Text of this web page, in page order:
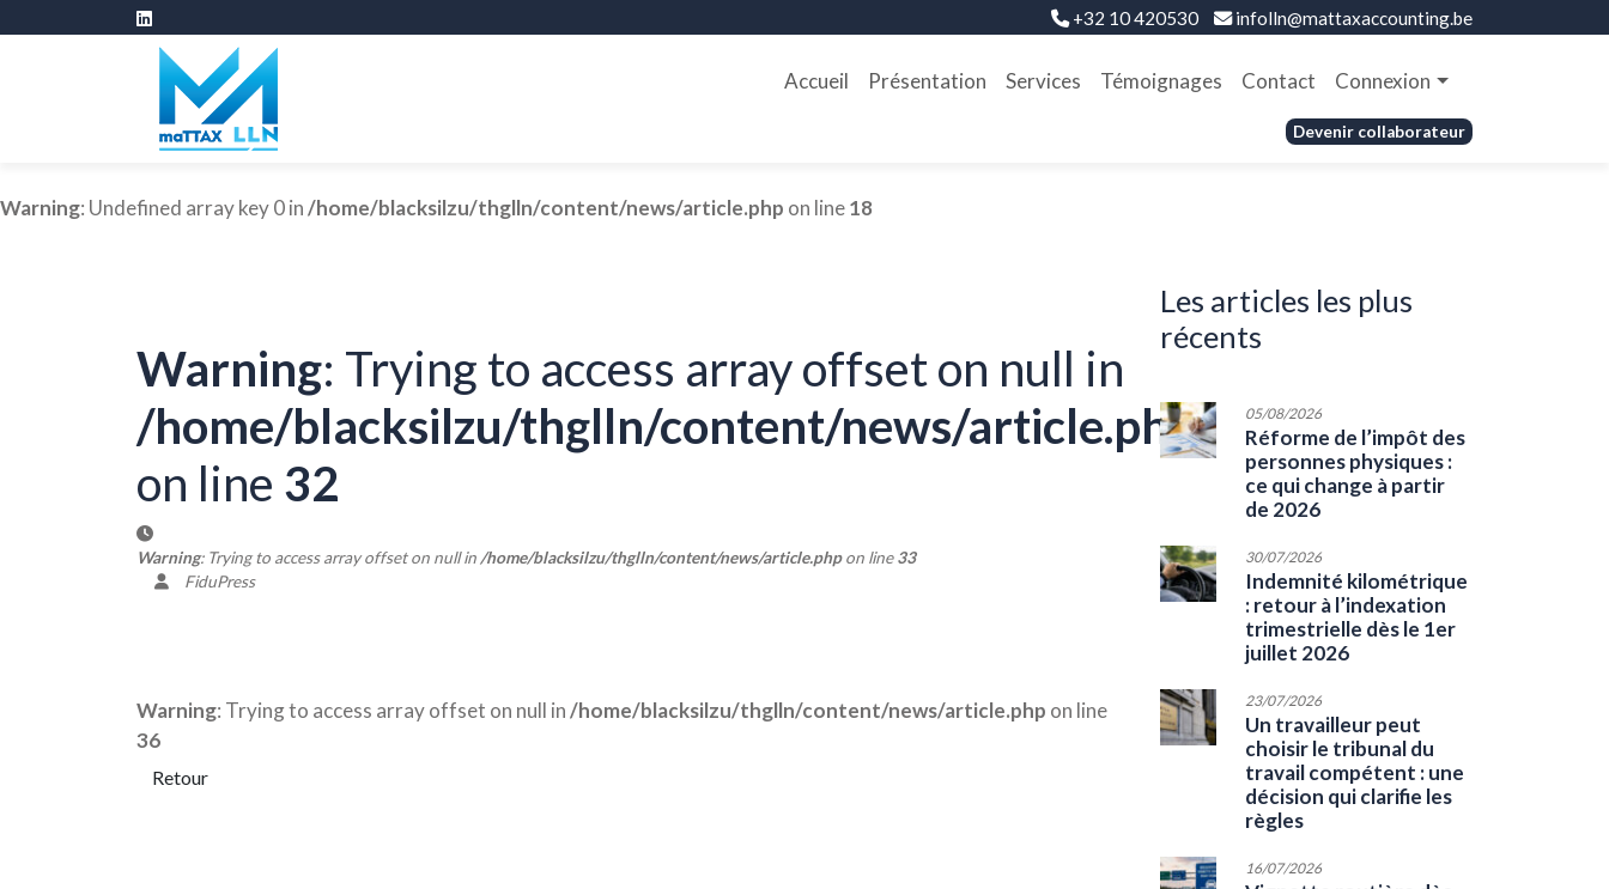
+32 10 420530 infolln@mattaxaccounting.be
Accueil Présentation Services Témoignages Contact Connexion
Devenir collaborateur
Warning: Undefined array key 0 in/home/blacksilzu/thglln/content/news/article.php on line18
Warning: Trying to access array offset on null in
/home/blacksilzu/thglln/content/news/article.php
on line 32
Warning: Trying to access array offset on null in /home/blacksilzu/thglln/content/news/article.phpon line33
FiduPress
Warning: Trying to access array offset on null in/home/blacksilzu/thglln/content/news/article.php on line
36
Retour
les articles les plus
récents
05/08/2026
Réforme de l’impôt des
personnes physiques :
ce qui change à partir
de 2026
30/07/2026
Indemnité kilométrique
: retour à l’indexation
trimestrielle dès le 1er
juillet 2026
23/07/2026
Un travailleur peut
choisir le tribunal du
travail compétent : une
décision qui clarifie les
règles
16/07/2026